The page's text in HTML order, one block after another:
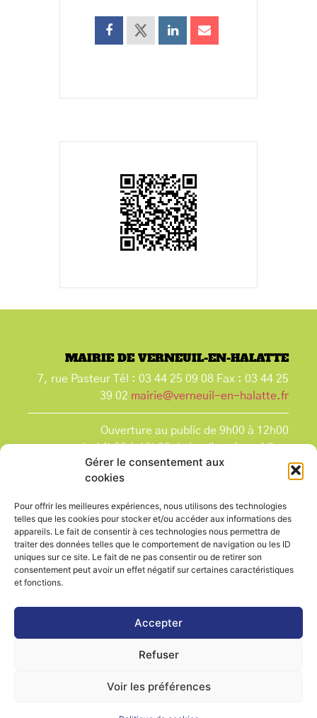
Gérer le consentement aux
cookies
Pour offrir les meilleures expériences, nous utilisons des technologies
telles que les cookies pour stocker et/ou accéder aux informations des
appareils. Le fait de consentir à ces technologies nous permettra de
traiter des données telles que le comportement de navigation ou les ID
uniques sur ce site. Le fait de ne pas consentir ou de retirer son
consentement peut avoir un effet négatif sur certaines caractéristiques
et fonctions.
Accepter
Refuser
Voir les préférences
MAIRIE DE VERNEUIL-EN-HALATTE
7, rue Pasteur Tél : 03 44 25 09 08 Fax : 03 44 25
39 02 mairie@verneuil-en-halatte.fr
Ouverture au public de 9h00 à 12h00
et de 14h00 à 18h00 du lundi après-midi au
vendredi,
et le samedi de 9h00 à 12h00.
que les jours fériés.
Contactez-nous Mentions légales
Politique de cookies (UE)